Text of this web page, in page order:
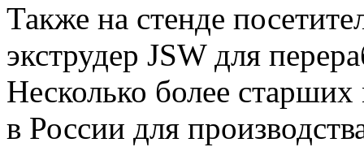
Также на стенде
экструдер JSW для
Несколько более
в России для